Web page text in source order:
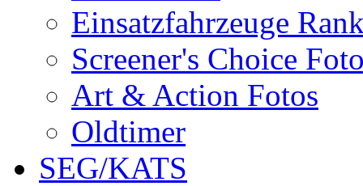
Einsatzfahrzeuge
Screener's Choice
Art & Action Fotos
Oldtimer
SEG/KATS